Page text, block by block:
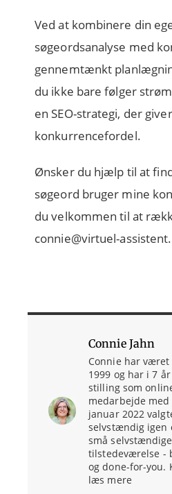
Ved at kombinere din
søgeordsanalyse med
gennemtænkt
du ikke bare følger
en SEO-strategi, der
konkurrencefordel.
Ønsker du hjælp til at
søgeord bruger mine
du velkommen til at
connie@virtuel-
Connie Jahn
Connie har
1999 og har i 7
stilling som
medarbejde med
januar 2022
selvstændig igen
små
tilstedeværelse -
og done-for-you.
læs mere